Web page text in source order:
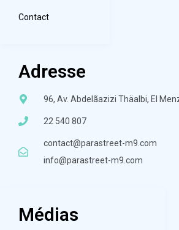
Contact
Adresse
96, Av. Abdelãazizi Thäalbi, El
22 540 807
contact@parastreet-m9.com
info@parastreet-m9.com
Médias